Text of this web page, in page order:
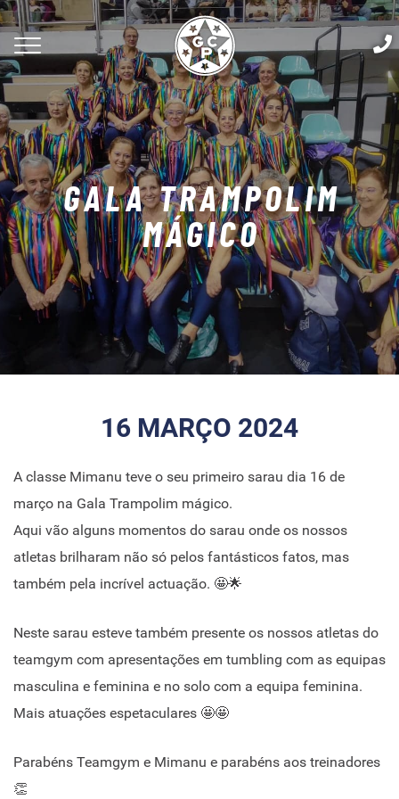
GALA TRAMPOLIM
MÁGICO
16 MARÇO 2024
A classe Mimanu teve o seu primeiro sarau dia 16 de
março na Gala Trampolim mágico.
Aqui vão alguns momentos do sarau onde os nossos
atletas brilharam não só pelos fantásticos fatos, mas
também pela incrível actuação. 🤩​🌟​
Neste sarau esteve também presente os nossos atletas do
teamgym com apresentações em tumbling com as equipas
masculina e feminina e no solo com a equipa feminina.
Mais atuações espetaculares 🤩🤩
Parabéns Teamgym e Mimanu e parabéns aos treinadores
👏